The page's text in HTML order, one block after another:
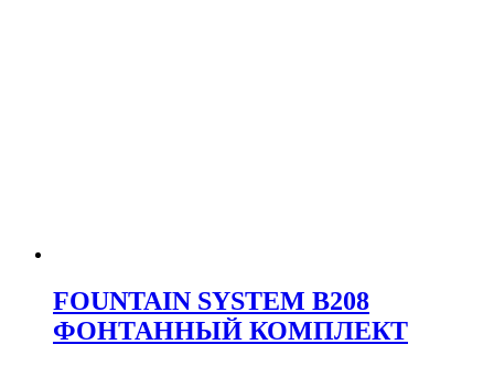
FOUNTAIN SYSTEM B208
ФОНТАННЫЙ КОМПЛЕКТ